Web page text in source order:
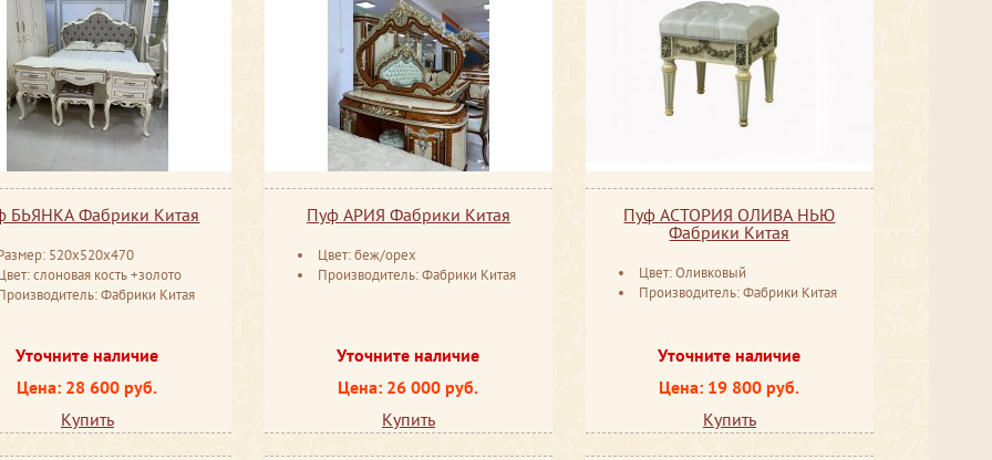
БЬЯНКА Фабрики Китая
520x520x470
слоновая кость +золото
Фабрики Китая
Уточните наличие
Цена: 28 600 руб.
Купить
Пуф АРИЯ Фабрики Китая
Цвет: беж/орех
Производитель: Фабрики Китая
Уточните наличие
Цена: 26 000 руб.
Купить
Пуф АСТОРИЯ ОЛИВА НЬЮ
Фабрики Китая
Цвет: Оливковый
Производитель: Фабрики Китая
Уточните наличие
Цена: 19 800 руб.
Купить